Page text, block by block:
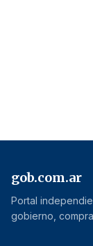
gob.com.ar
Portal
gobierno,